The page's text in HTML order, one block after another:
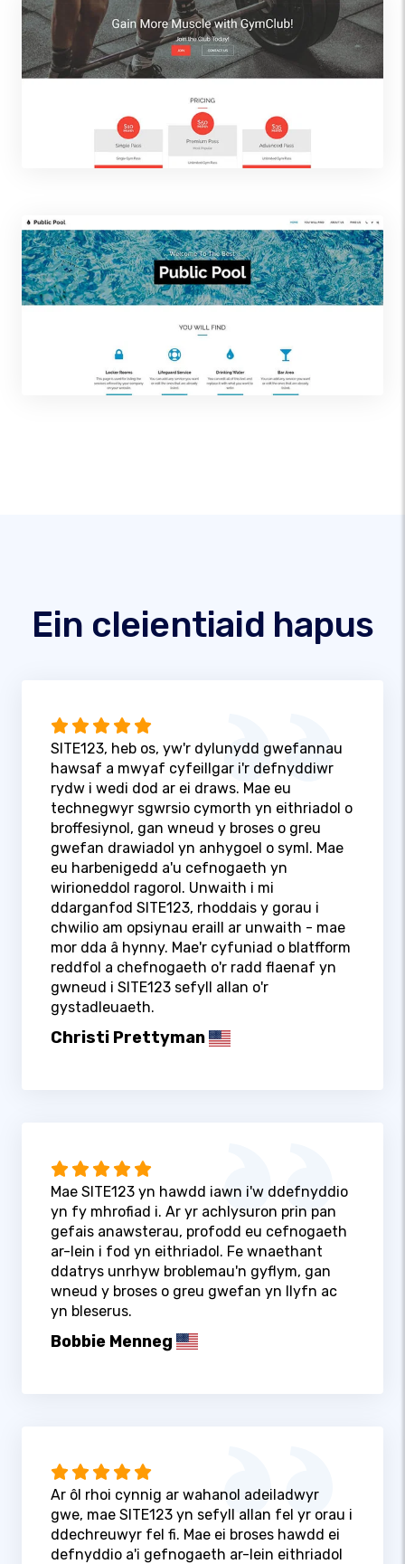
Ein cleientiaid hapus
SITE123, heb os, yw'r dylunydd gwefannau
hawsaf a mwyaf cyfeillgar i'r defnyddiwr
rydw i wedi dod ar ei draws. Mae eu
technegwyr sgwrsio cymorth yn eithriadol o
broffesiynol, gan wneud y broses o greu
gwefan drawiadol yn anhygoel o syml. Mae
eu harbenigedd a'u cefnogaeth yn
wirioneddol ragorol. Unwaith i mi
ddarganfod SITE123, rhoddais y gorau i
chwilio am opsiynau eraill ar unwaith - mae
mor dda â hynny. Mae'r cyfuniad o blatfform
reddfol a chefnogaeth o'r radd flaenaf yn
gwneud i SITE123 sefyll allan o'r
gystadleuaeth.
Christi Prettyman
Mae SITE123 yn hawdd iawn i'w ddefnyddio
yn fy mhrofiad i. Ar yr achlysuron prin pan
gefais anawsterau, profodd eu cefnogaeth
ar-lein i fod yn eithriadol. Fe wnaethant
ddatrys unrhyw broblemau'n gyflym, gan
wneud y broses o greu gwefan yn llyfn ac
yn bleserus.
Bobbie Menneg
Ar ôl rhoi cynnig ar wahanol adeiladwyr
gwe, mae SITE123 yn sefyll allan fel yr orau i
ddechreuwyr fel fi. Mae ei broses hawdd ei
defnyddio a'i gefnogaeth ar-lein eithriadol